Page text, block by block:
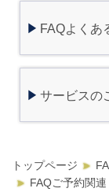
FAQよくあ
サービスの
トップページ
FAQご予約関連